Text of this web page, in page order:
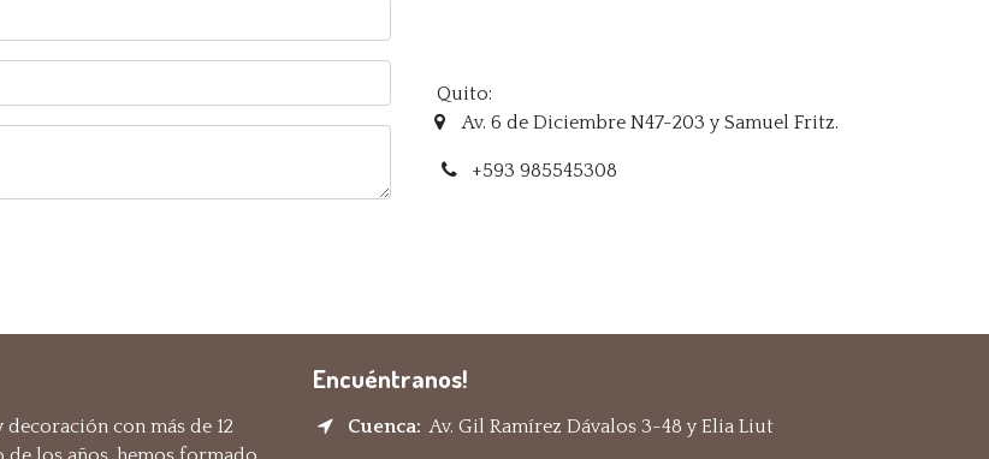
Quito:
Av. 6 de Diciembre N47-203 y Samuel Fritz.
+593 985545308
con más de 12
Encuéntranos!
Cuenca: Av. Gil Ramírez Dávalos 3-48 y Elia Liut